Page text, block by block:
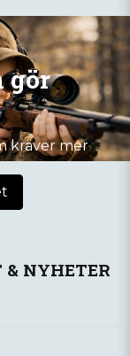
gör
kräver mer
NYHETER